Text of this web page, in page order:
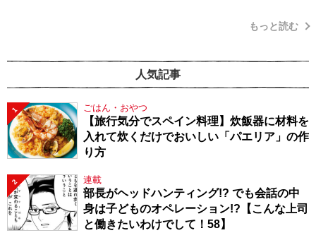
もっと読む
人気記事
1 ごはん・おやつ
【旅行気分でスペイン料理】炊飯器に材料を
入れて炊くだけでおいしい「パエリア」の作
り方
2 連載
部長がヘッドハンティング!? でも会話の中
身は子どものオペレーション!?【こんな上司
と働きたいわけでして！58】